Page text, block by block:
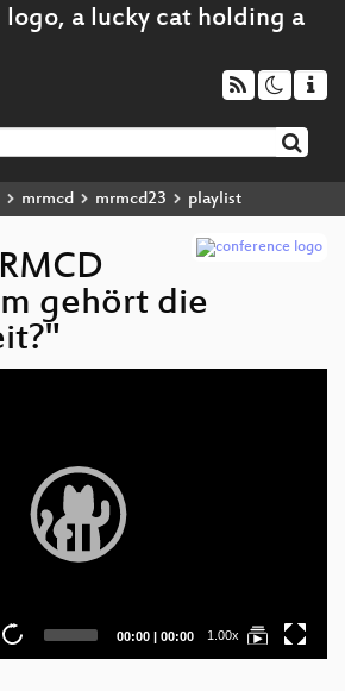
mrmcd mrmcd23 playlist
gehört die
Current
00:00 | Total
00:00 1.00x